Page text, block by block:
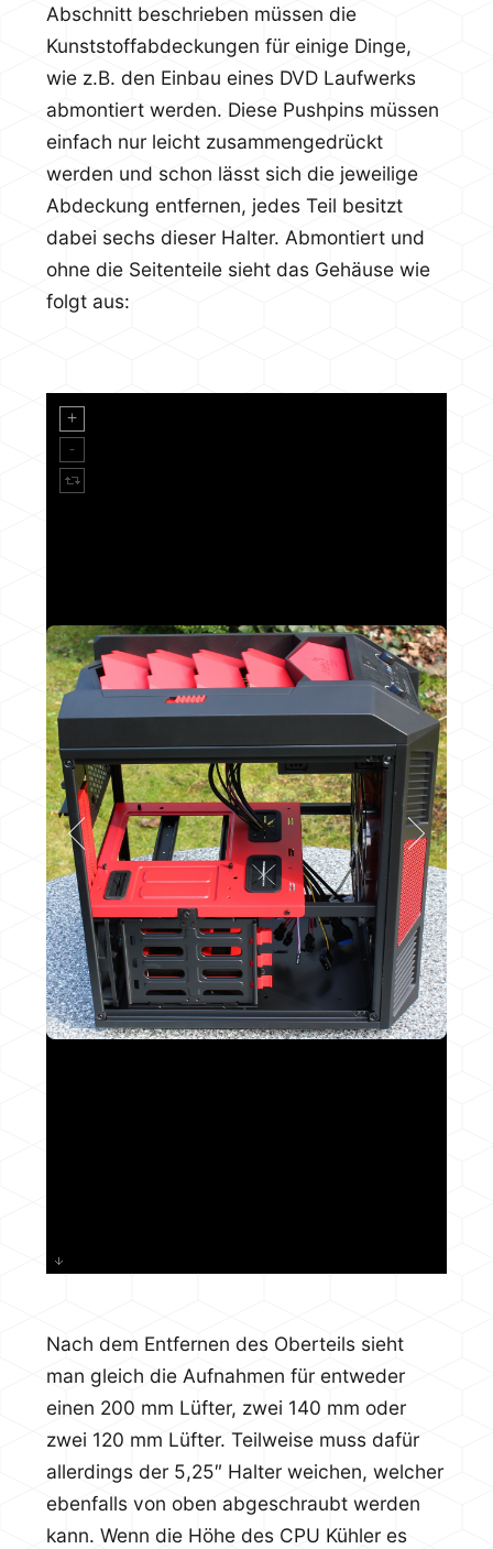
Abschnitt beschrieben müssen die
Kunststoffabdeckungen für einige Dinge,
wie z.B. den Einbau eines DVD Laufwerks
abmontiert werden. Diese Pushpins müssen
einfach nur leicht zusammengedrückt
werden und schon lässt sich die jeweilige
Abdeckung entfernen, jedes Teil besitzt
dabei sechs dieser Halter. Abmontiert und
ohne die Seitenteile sieht das Gehäuse wie
folgt aus:
Nach dem Entfernen des Oberteils sieht
man gleich die Aufnahmen für entweder
einen 200 mm Lüfter, zwei 140 mm oder
zwei 120 mm Lüfter. Teilweise muss dafür
allerdings der 5,25″ Halter weichen, welcher
ebenfalls von oben abgeschraubt werden
kann. Wenn die Höhe des CPU Kühler es